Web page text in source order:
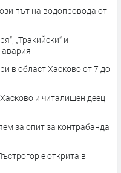
път на водопровода от
„Тракийски“ и
авария
в област Хасково от 7 до
и читалищен деец
за опит за контрабанда
е открита в